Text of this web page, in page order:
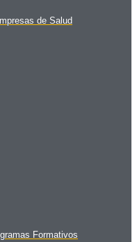
de Salud
Formativos